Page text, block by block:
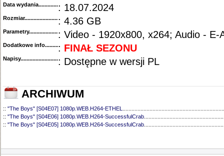
Data wydania......................................
: 18.07.2024
Rozmiar...........................................
: 4.36 GB
Parametry.........................................: Video - 1920x800, x264; Audio - E-
Dodatkowe info....................................
: FINAŁ SEZONU
Napisy............................................: Dostępne w wersji PL
ARCHIWUM
:: "The Boys" [S04E07] 1080p.WEB.H264-ETHEL
:: "The Boys" [S04E06] 1080p.WEB.H264-SuccessfulCrab
:: "The Boys" [S04E05] 1080p.WEB.H264-SuccessfulCrab
::"The Boys" [S03E08] 720p.WEB.H264-GLHF